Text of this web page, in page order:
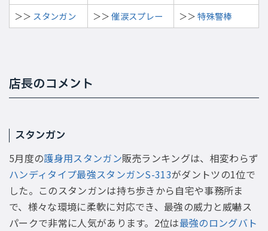
＞＞ スタンガン ＞＞催涙スプレー ＞＞特殊警棒
店長のコメント
スタンガン
5月度の護身用スタンガン販売ランキングは、相変わらず
ハンディタイプ最強スタンガンS-313がダントツの1位で
した。このスタンガンは持ち歩きから自宅や事務所ま
で、様々な環境に柔軟に対応でき、最強の威力と威嚇ス
パークで非常に人気があります。2位は最強のロングバト